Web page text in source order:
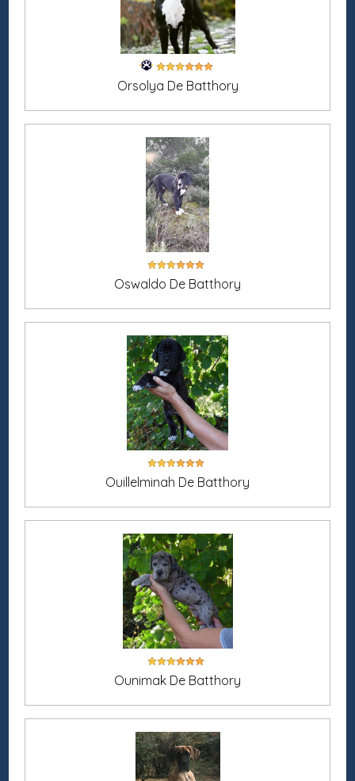
Orsolya De Batthory
Oswaldo De Batthory
Ouillelminah De Batthory
Ounimak De Batthory